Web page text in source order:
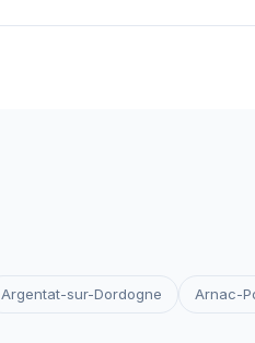
Argentat-sur-Dordogne Arnac-